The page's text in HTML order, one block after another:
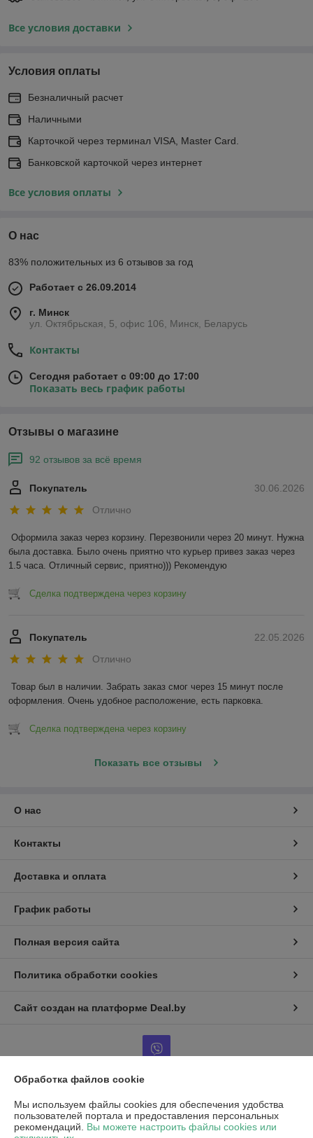
Все условия доставки
Условия оплаты
Безналичный расчет
Наличными
Карточкой через терминал VISA, Master Card.
Банковской карточкой через интернет
Все условия оплаты
О нас
83% положительных из 6 отзывов за год
Работает с 26.09.2014
г. Минск
ул. Октябрьская, 5, офис 106, Минск, Беларусь
Контакты
Сегодня работает с 09:00 до 17:00
Показать весь график работы
Отзывы о магазине
92 отзывов за всё время
30.06.2026
Покупатель
Отлично
Оформила заказ через корзину. Перезвонили через 20 минут. Нужна
была доставка. Было очень приятно что курьер привез заказ через
1.5 часа. Отличный сервис, приятно))) Рекомендую
Сделка подтверждена через корзину
22.05.2026
Покупатель
Отлично
Товар был в наличии. Забрать заказ смог через 15 минут после
оформления. Очень удобное расположение, есть парковка.
Сделка подтверждена через корзину
Показать все отзывы
О нас
Контакты
Доставка и оплата
График работы
Полная версия сайта
Политика обработки cookies
Сайт создан на платформе Deal.by
Информация для покупателя
Юридическое лицо:Частное унитарное предприятие «Воркаут Мед»
РБ, 220030, г. Минск, ул. Октябрьская, д.5, оф.109
Обработка файлов cookie
Мы используем файлы cookies для обеспечения удобства
пользователей портала и предоставления персональных
рекомендаций. Вы можете настроить файлы cookies или